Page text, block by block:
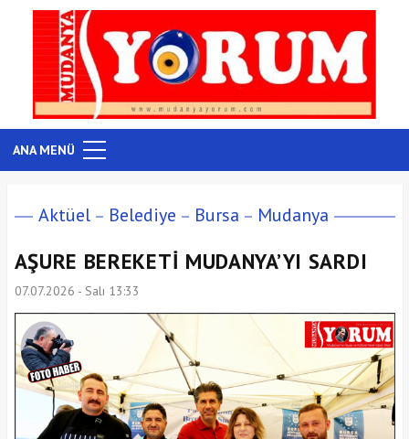
ANA MENÜ
Aktüel Belediye Bursa Mudanya
AŞURE BEREKETİ MUDANYA’YI SARDI
07.07.2026 - Salı 13:33